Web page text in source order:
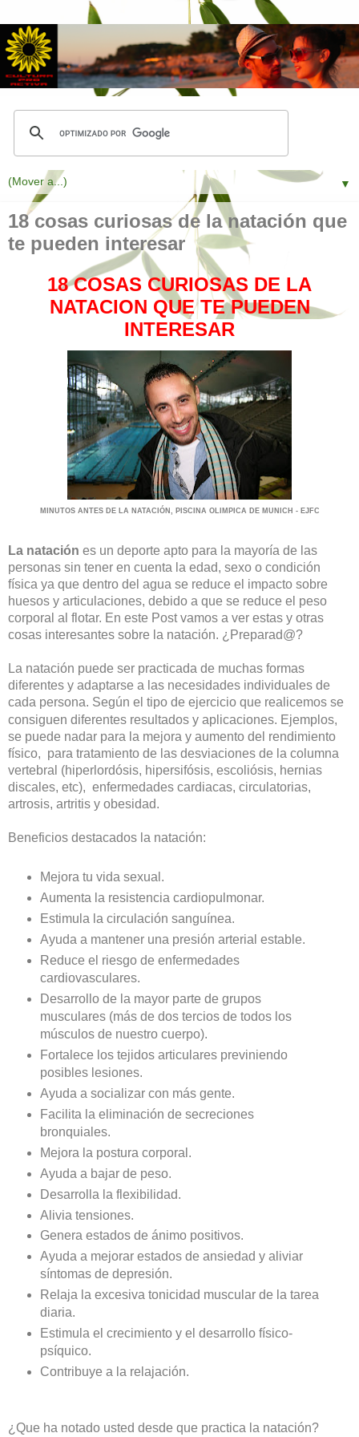
▼
18 cosas curiosas de la natación que
te pueden interesar
18 COSAS CURIOSAS DE LA
NATACION QUE TE PUEDEN
INTERESAR
MINUTOS ANTES DE LA NATACIÓN, PISCINA OLIMPICA DE MUNICH - EJFC
La natación es un deporte apto para la mayoría de las
personas sin tener en cuenta la edad, sexo o condición
física ya que dentro del agua se reduce el impacto sobre
huesos y articulaciones, debido a que se reduce el peso
corporal al flotar. En este Post vamos a ver estas y otras
cosas interesantes sobre la natación. ¿Preparad@?
La natación puede ser practicada de muchas formas
diferentes y adaptarse a las necesidades individuales de
cada persona. Según el tipo de ejercicio que realicemos se
consiguen diferentes resultados y aplicaciones. Ejemplos,
se puede nadar para la mejora y aumento del rendimiento
físico, para tratamiento de las desviaciones de la columna
vertebral (hiperlordósis, hipersifósis, escoliósis, hernias
discales, etc), enfermedades cardiacas, circulatorias,
artrosis, artritis y obesidad.
Beneficios destacados la natación:
Mejora tu vida sexual.
Aumenta la resistencia cardiopulmonar.
Estimula la circulación sanguínea.
Ayuda a mantener una presión arterial estable.
Reduce el riesgo de enfermedades
cardiovasculares.
Desarrollo de la mayor parte de grupos
musculares (más de dos tercios de todos los
músculos de nuestro cuerpo).
Fortalece los tejidos articulares previniendo
posibles lesiones.
Ayuda a socializar con más gente.
Facilita la eliminación de secreciones
bronquiales.
Mejora la postura corporal.
Ayuda a bajar de peso.
Desarrolla la flexibilidad.
Alivia tensiones.
Genera estados de ánimo positivos.
Ayuda a mejorar estados de ansiedad y aliviar
síntomas de depresión.
Relaja la excesiva tonicidad muscular de la tarea
diaria.
Estimula el crecimiento y el desarrollo físico-
psíquico.
Contribuye a la relajación.
¿Que ha notado usted desde que practica la natación?